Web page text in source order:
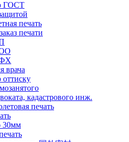
ГОСТ
печать
печати
врача
оттиску
кадастрового инж.
печать
30мм